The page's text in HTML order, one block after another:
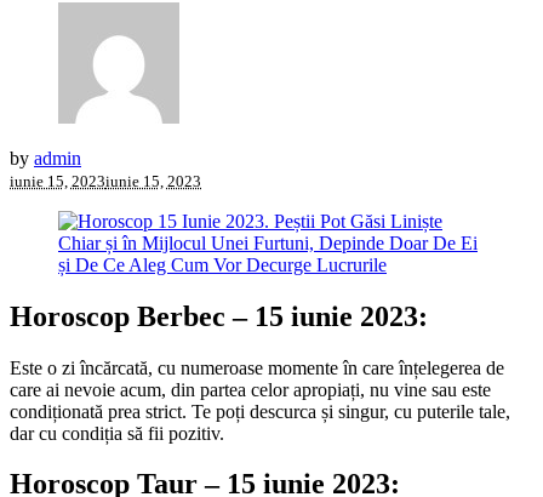
by admin
iunie 15, 2023iunie 15, 2023
Horoscop Berbec – 15 iunie 2023:
Este o zi încărcată, cu numeroase momente în care înțelegerea de
care ai nevoie acum, din partea celor apropiați, nu vine sau este
condiționată prea strict. Te poți descurca și singur, cu puterile tale,
dar cu condiția să fii pozitiv.
Horoscop Taur – 15 iunie 2023: